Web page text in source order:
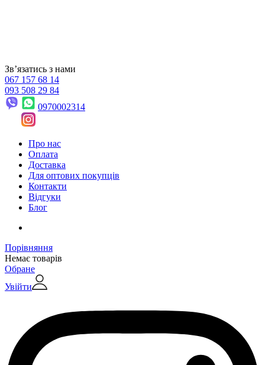
Звʼязатись з нами
067 157 68 14
093 508 29 84
0970002314
Про нас
Оплата
Доставка
Для оптових покупців
Контакти
Відгуки
Блог
Порівняння
Немає товарів
Обране
Увійти